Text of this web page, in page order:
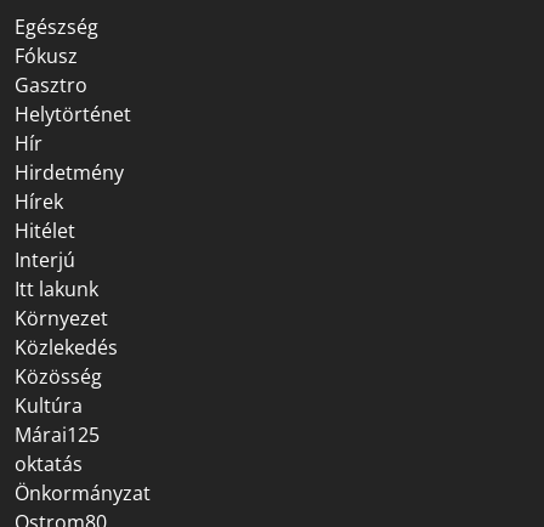
Egészség
Fókusz
Gasztro
Helytörténet
Hír
Hirdetmény
Hírek
Hitélet
Interjú
Itt lakunk
Környezet
Közlekedés
Közösség
Kultúra
Márai125
oktatás
Önkormányzat